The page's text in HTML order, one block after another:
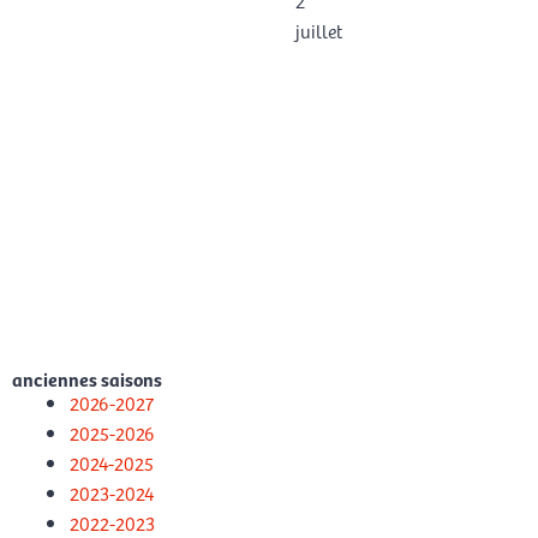
juillet
anciennes saisons
2026-2027
2025-2026
2024-2025
2023-2024
2022-2023